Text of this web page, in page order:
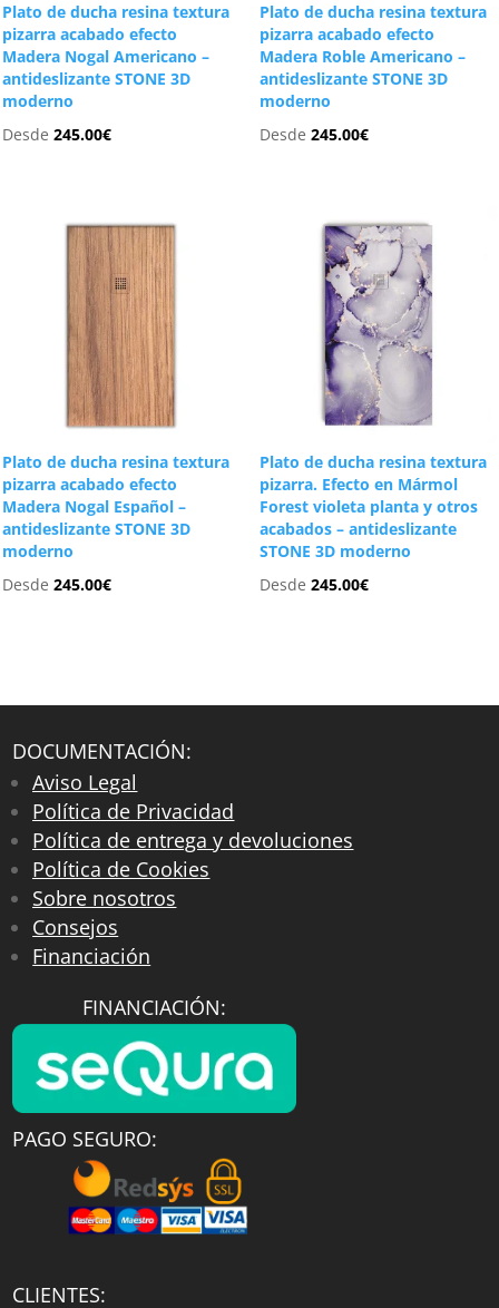
Plato de ducha resina textura
pizarra acabado efecto
Madera Nogal Americano –
antideslizante STONE 3D
moderno
Desde245.00€
Plato de ducha resina textura
pizarra acabado efecto
Madera Roble Americano –
antideslizante STONE 3D
moderno
Desde 245.00€
Plato de ducha resina textura
pizarra acabado efecto
Madera Nogal Español –
antideslizante STONE 3D
moderno
Desde245.00€
Plato de ducha resina textura
pizarra. Efecto en Mármol
Forest violeta planta y otros
acabados – antideslizante
STONE 3D moderno
Desde 245.00€
DOCUMENTACIÓN:
Aviso Legal
Política de Privacidad
Política de entrega y devoluciones
Política de Cookies
Sobre nosotros
Consejos
Financiación
FINANCIACIÓN:
PAGO SEGURO:
CLIENTES: